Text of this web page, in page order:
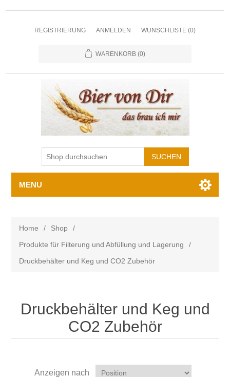
REGISTRIERUNG ANMELDEN WUNSCHLISTE (0)
WARENKORB (0)
MENU
Home / Shop
/
Produkte für Filterung und Abfüllung und Lagerung
/
Druckbehälter und Keg und CO2 Zubehör
Druckbehälter und Keg und
CO2 Zubehör
Anzeigen nach